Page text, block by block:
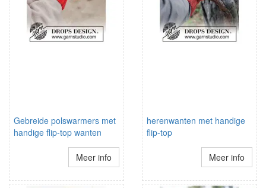
Gebreide polswarmers met
handige flip-top wanten
Meer info
herenwanten met handige
flip-top
Meer info